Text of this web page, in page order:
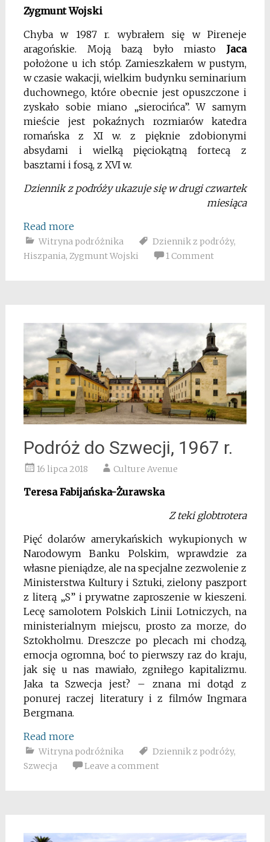
Zygmunt Wojski
Chyba w 1987 r. wybrałem się w Pireneje
aragońskie. Moją bazą było miastoJaca
położone u ich stóp. Zamieszkałem w pustym,
w czasie wakacji, wielkim budynku seminarium
duchownego, które obecnie jest opuszczone i
zyskało sobie miano „sierocińca”. W samym
mieście jest pokaźnych rozmiarów katedra
romańska z XI w. z pięknie zdobionymi
absydami i wielką pięciokątną fortecą z
basztami i fosą, z XVI w.
Dziennik z podróży ukazuje się w drugi czwartek
miesiąca
Read more
Witryna podróżnika Dziennik z podróży,
Hiszpania, Zygmunt Wojski 1 Comment
Podróż do Szwecji, 1967 r.
16 lipca 2018 Culture Avenue
Teresa Fabijańska-Żurawska
Z teki globtrotera
Pięć dolarów amerykańskich wykupionych w
Narodowym Banku Polskim, wprawdzie za
własne pieniądze, ale na specjalne zezwolenie z
Ministerstwa Kultury i Sztuki, zielony paszport
z literą „S” i prywatne zaproszenie w kieszeni.
Lecę samolotem Polskich Linii Lotniczych, na
ministerialnym miejscu, prosto za morze, do
Sztokholmu. Dreszcze po plecach mi chodzą,
emocja ogromna, boć to pierwszy raz do kraju,
jak się u nas mawiało, zgniłego kapitalizmu.
Jaka ta Szwecja jest? – znana mi dotąd z
ponurej raczej literatury i z filmów Ingmara
Bergmana.
Read more
Witryna podróżnika Dziennik z podróży,
Szwecja
Leave a comment